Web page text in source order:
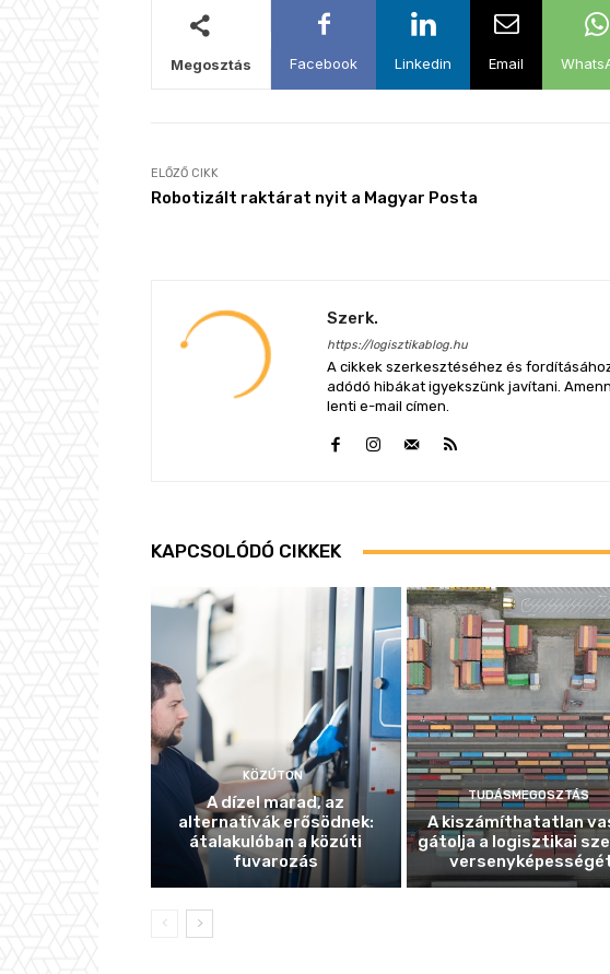
Megosztás Facebook Linkedin Email
ELŐZŐ CIKK
Robotizált raktárat nyit a Magyar Posta
Szerk.
https://logisztikablog.hu
A cikkek szerkesztéséhez és
adódó hibákat igyekszünk javítani.
lenti e-mail címen.
KAPCSOLÓDÓ CIKKEK
KÖZÚTON
A dízel marad, az
alternatívák erősödnek:
átalakulóban a közúti
fuvarozás
TUDÁSMEGOSZTÁS
A kiszámíthatatlan
gátolja a logisztikai